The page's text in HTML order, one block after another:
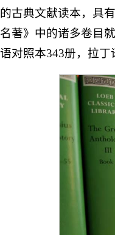
的古典文献读本，具
名著》中的诸多卷目
语对照本343册，拉丁